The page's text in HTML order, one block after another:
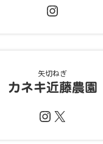
Instagram
矢切ねぎ
カネキ近藤農園
Instagram
X